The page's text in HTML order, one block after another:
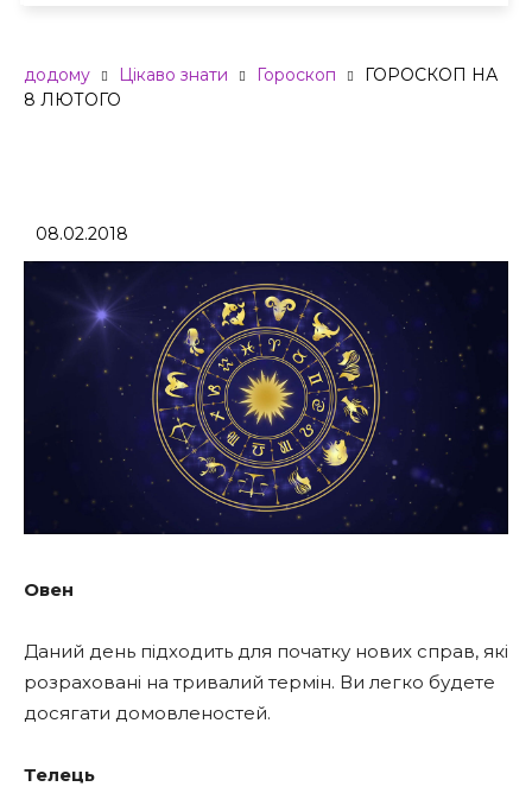
додому Цікаво знати Гороскоп
ГОРОСКОП НА
8 ЛЮТОГО
08.02.2018
Овен
Даний день підходить для початку нових справ, які
розраховані на тривалий термін. Ви легко будете
досягати домовленостей.
Телець